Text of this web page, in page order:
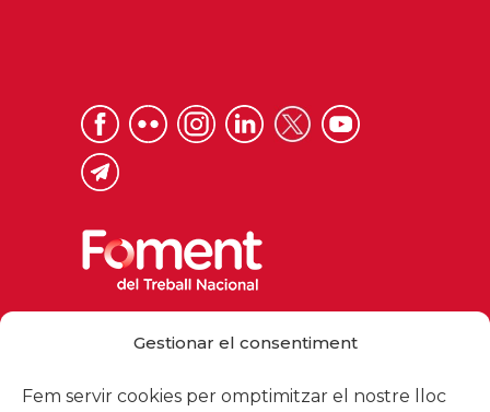
Gestionar el consentiment
Fem servir cookies per omptimitzar el nostre lloc
foment@foment.com